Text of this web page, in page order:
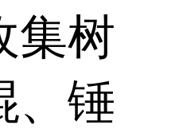
集树
、锤